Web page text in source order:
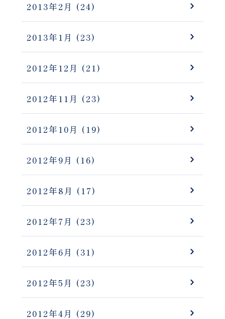
2013年2月 (24)
2013年1月 (23)
2012年12月 (21)
2012年11月 (23)
2012年10月 (19)
2012年9月 (16)
2012年8月 (17)
2012年7月 (23)
2012年6月 (31)
2012年5月 (23)
2012年4月 (29)